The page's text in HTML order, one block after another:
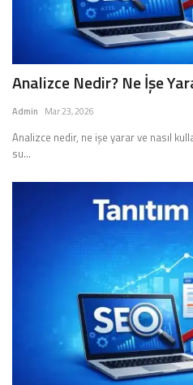
Analizce Nedir? Ne İşe
Admin Mar 23, 2026
Analizce nedir, ne işe yarar ve nasıl
su...